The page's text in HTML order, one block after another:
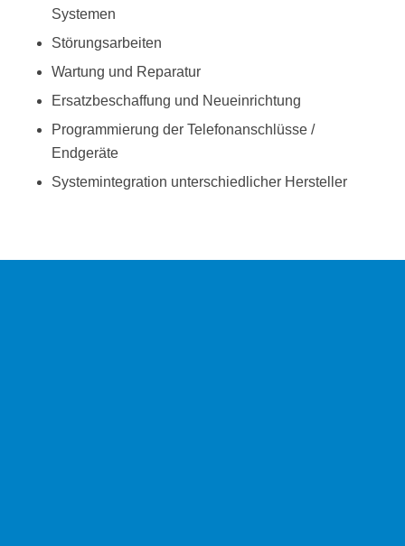
Systemen
Störungsarbeiten
Wartung und Reparatur
Ersatzbeschaffung und Neueinrichtung
Programmierung der Telefonanschlüsse /
Endgeräte
Systemintegration unterschiedlicher Hersteller